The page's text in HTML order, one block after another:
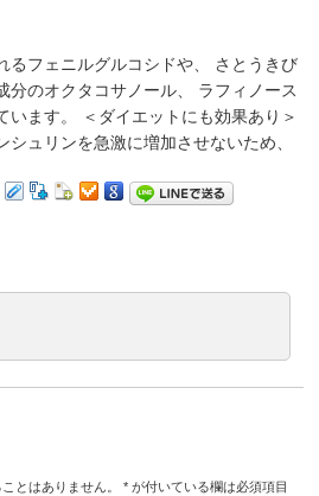
るフェニルグルコシドや、 さとうきび
分のオクタコサノール、 ラフィノース
います。 ＜ダイエットにも効果あり＞
シュリンを急激に増加させないため、
とはありません。 * が付いている欄は必須項目